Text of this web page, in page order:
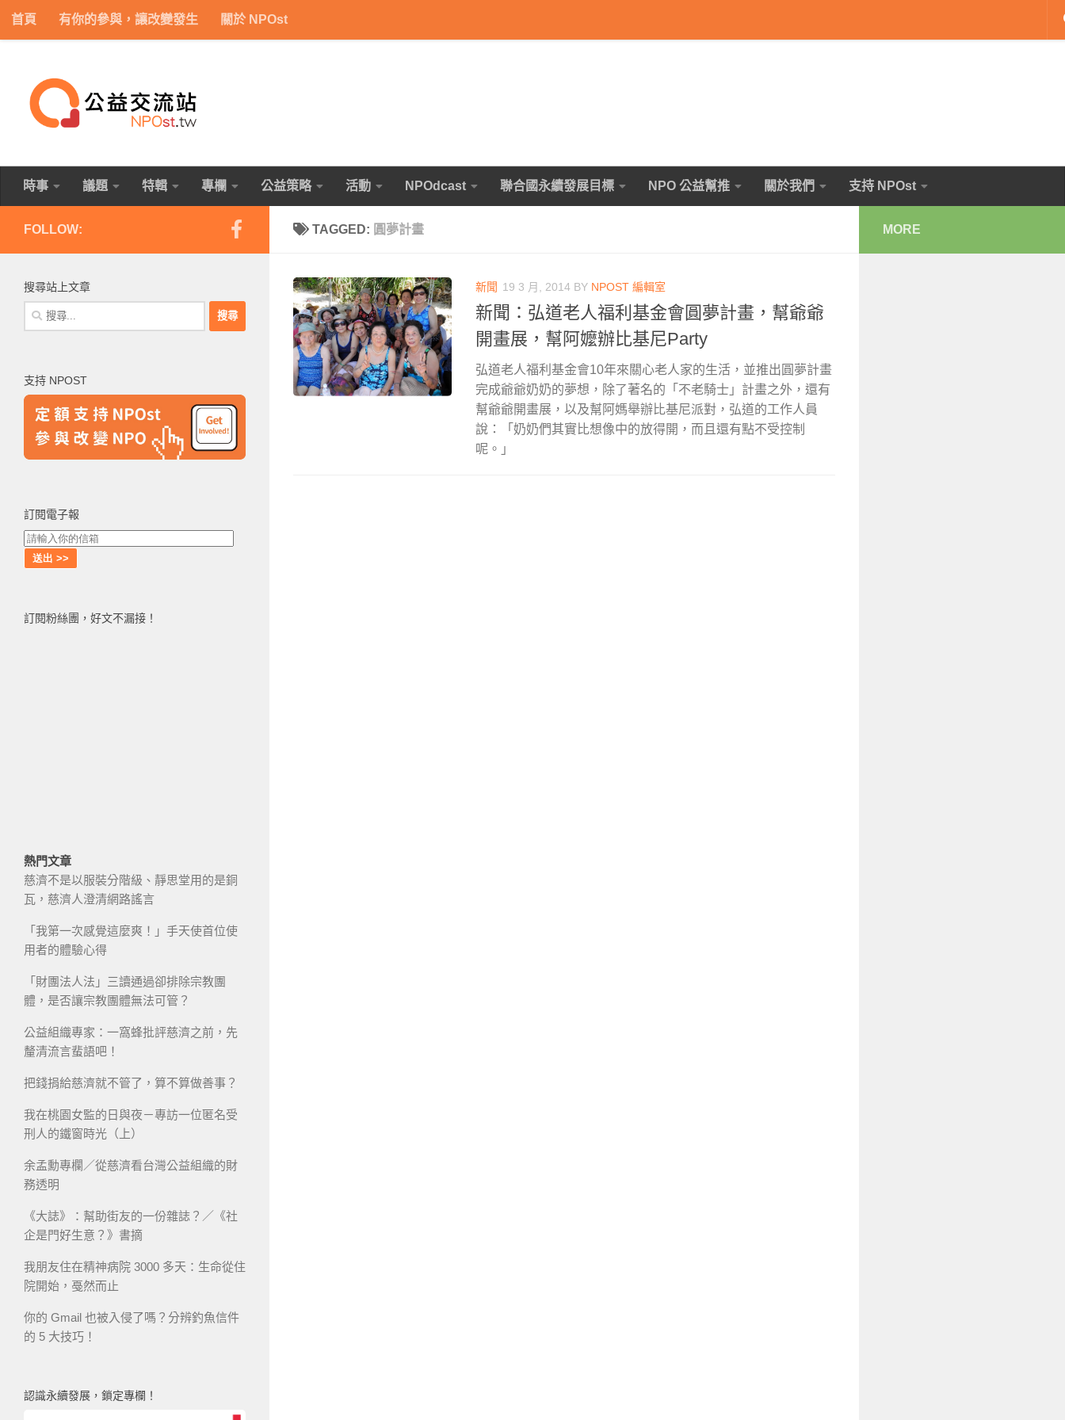
Skip to content
首頁 有你的參與，讓改變發生 關於 NPOst
時事 議題 特輯 專欄 公益策略 活動 NPOdcast 聯合國永續發展目標 NPO 公益幫推 關於我們 支持 NPOst
TAGGED: 圓夢計畫
新聞 19 3 月, 2014 BY NPOST 編輯室
新聞：弘道老人福利基金會圓夢計畫，幫爺爺
開畫展，幫阿嬤辦比基尼Party
弘道老人福利基金會10年來關心老人家的生活，並推出圓夢計畫
完成爺爺奶奶的夢想，除了著名的「不老騎士」計畫之外，還有
幫爺爺開畫展，以及幫阿媽舉辦比基尼派對，弘道的工作人員
說：「奶奶們其實比想像中的放得開，而且還有點不受控制
呢。」
FOLLOW:
搜尋站上文章
搜
尋
字:
支持 NPOST
訂閱電子報
訂閱粉絲團，好文不漏接！
熱門文章
慈濟不是以服裝分階級、靜思堂用的是銅
瓦，慈濟人澄清網路謠言
「我第一次感覺這麼爽！」手天使首位使
用者的體驗心得
「財團法人法」三讀通過卻排除宗教團
體，是否讓宗教團體無法可管？
公益組織專家：一窩蜂批評慈濟之前，先
釐清流言蜚語吧！
把錢捐給慈濟就不管了，算不算做善事？
我在桃園女監的日與夜－專訪一位匿名受
刑人的鐵窗時光（上）
余孟勳專欄／從慈濟看台灣公益組織的財
務透明
《大誌》：幫助街友的一份雜誌？／《社
企是門好生意？》書摘
我朋友住在精神病院 3000 多天：生命從住
院開始，戞然而止
你的 Gmail 也被入侵了嗎？分辨釣魚信件
的 5 大技巧！
認識永續發展，鎖定專欄！
MORE